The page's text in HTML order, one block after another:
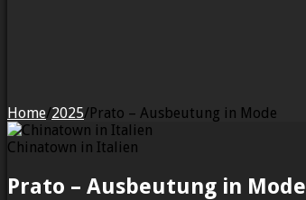
Home/2025/Prato – Ausbeutung in Mode
Chinatown in Italien
Prato – Ausbeutung in Mode